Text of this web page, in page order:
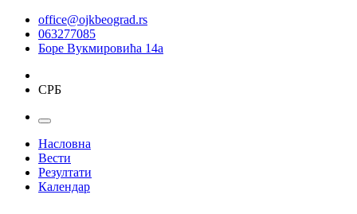
office@ojkbeograd.rs
063277085
Боре Вукмировића 14а
СРБ
Насловна
Вести
Резултати
Календар